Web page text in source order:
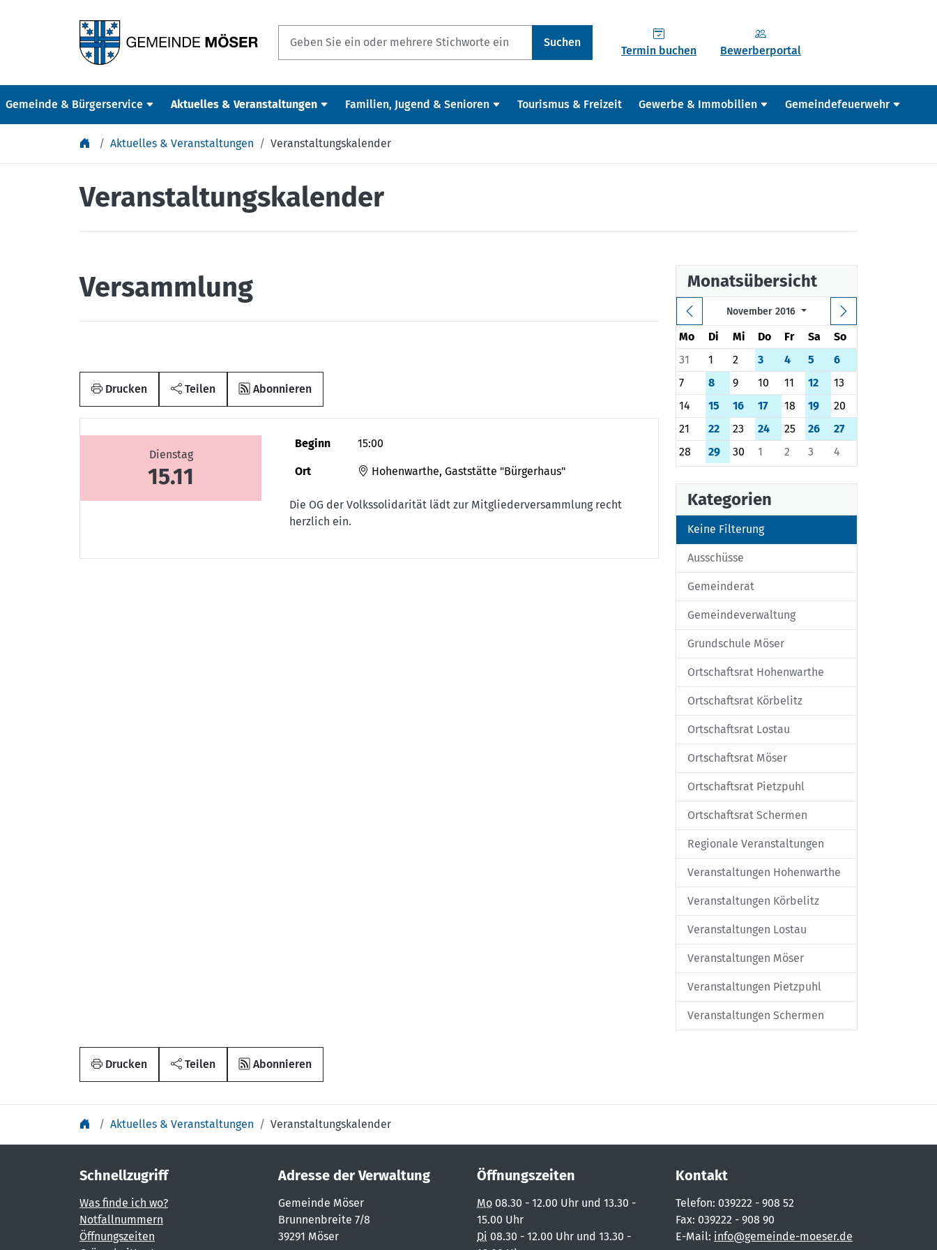
Suchen
Termin buchen Bewerberportal
Gemeinde & Bürgerservice Aktuelles & Veranstaltungen Familien, Jugend & Senioren Tourismus & Freizeit Gewerbe & Immobilien Gemeindefeuerwehr
Aktuelles & Veranstaltungen Veranstaltungskalender
Veranstaltungskalender
Versammlung
Drucken Teilen Abonnieren
Dienstag
15.11
Beginn 15:00
Ort Hohenwarthe, Gaststätte "Bürgerhaus"
Die OG der Volkssolidarität lädt zur Mitgliederversammlung recht
herzlich ein.
Monatsübersicht
November 2016
Mo Di Mi Do Fr Sa
So
31
1 2 3 4 5
6
7
8 9 10 11 12
13
14
15 16 17 18 19
20
21
22 23 24 25 26
27
28
29 30 1 2 3 4
Kategorien
Keine Filterung
Ausschüsse
Gemeinderat
Gemeindeverwaltung
Grundschule Möser
Ortschaftsrat Hohenwarthe
Ortschaftsrat Körbelitz
Ortschaftsrat Lostau
Ortschaftsrat Möser
Ortschaftsrat Pietzpuhl
Ortschaftsrat Schermen
Regionale Veranstaltungen
Veranstaltungen Hohenwarthe
Veranstaltungen Körbelitz
Veranstaltungen Lostau
Veranstaltungen Möser
Veranstaltungen Pietzpuhl
Veranstaltungen Schermen
Drucken Teilen Abonnieren
Aktuelles & Veranstaltungen Veranstaltungskalender
Schnellzugriff
Was finde ich wo?
Notfallnummern
Öffnungszeiten
Adresse der Verwaltung
Gemeinde Möser
Brunnenbreite 7/8
39291 Möser
Öffnungszeiten
Mo 08.30 - 12.00 Uhr und 13.30 -
15.00 Uhr
Di 08.30 - 12.00 Uhr und 13.30 -
Kontakt
Telefon: 039222 - 908 52
Fax: 039222 - 908 90
E-Mail: info@gemeinde-moeser.de